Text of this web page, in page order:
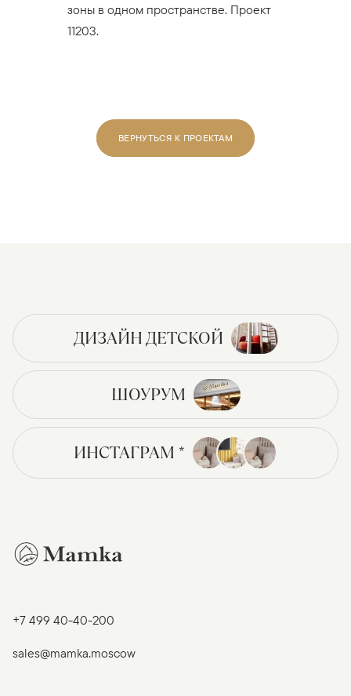
зоны в одном пространстве. Проект
11203.
ВЕРНУТЬСЯ К ПРОЕКТАМ
ДИЗАЙН ДЕТСКОЙ
ШОУРУМ
ИНСТАГРАМ *
+7 499 40-40-200
sales@mamka.moscow